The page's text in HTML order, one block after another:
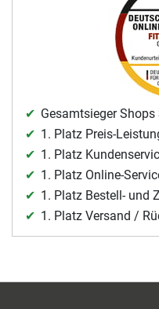
Gesamtsieger
1. Platz Preis-
1. Platz
1. Platz Online-
1. Platz Bestell- und
1. Platz Versand /